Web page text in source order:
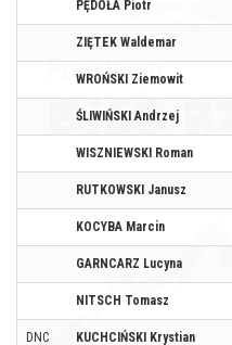
PĘDOŁA Piotr
ZIĘTEK Waldemar
WROŃSKI Ziemowit
ŚLIWIŃSKI Andrzej
WISZNIEWSKI Roman
RUTKOWSKI Janusz
KOCYBA Marcin
GARNCARZ Lucyna
NITSCH Tomasz
DNC KUCHCIŃSKI Krystian